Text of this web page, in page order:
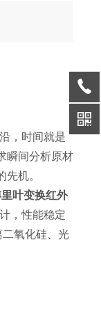
，时间就是
瞬间分析原材
机。
叶变换红外
，性能稳定
氧化硅、光